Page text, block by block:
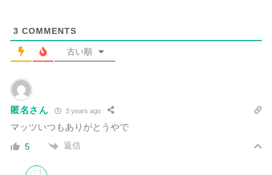
3 COMMENTS
古い順
匿名さん 3 years ago
マッツいつもありがとうやで
5 返信